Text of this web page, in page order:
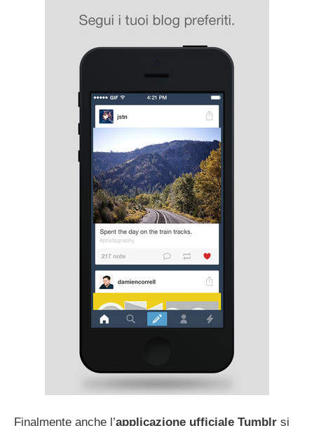
Finalmente anche l’applicazione ufficiale Tumblr si